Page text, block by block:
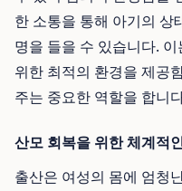
한 소통을 통해 아기의 상
명을 들을 수 있습니다.
위한 최적의 환경을 제공
주는 중요한 역할을 합니
산모 회복을 위한 체계적
출산은 여성의 몸에 엄청